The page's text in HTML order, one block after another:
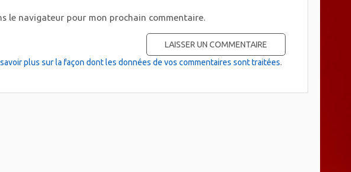
le navigateur pour mon prochain commentaire.
plus sur la façon dont les données de vos commentaires sont traitées.